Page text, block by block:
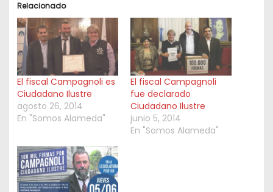
i
n
g
Relacionado
El fiscal Campagnoli es
Ciudadano Ilustre
agosto 26, 2014
En "Somos Alameda"
El fiscal Campagnoli
fue declarado
Ciudadano Ilustre
junio 5, 2014
En "Somos Alameda"